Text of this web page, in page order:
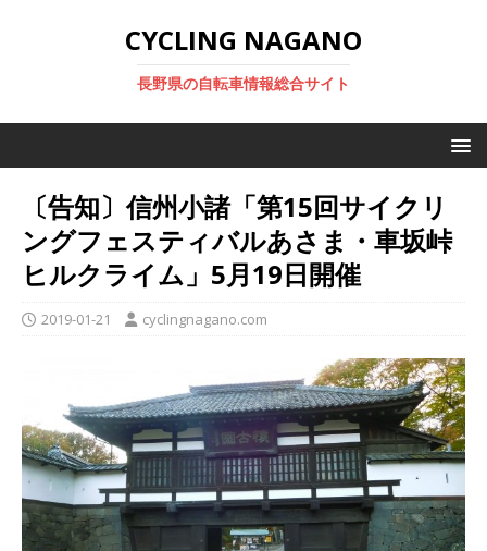
CYCLING NAGANO
長野県の自転車情報総合サイト
〔告知〕信州小諸「第15回サイクリ
ングフェスティバルあさま・車坂峠
ヒルクライム」5月19日開催
2019-01-21 cyclingnagano.com